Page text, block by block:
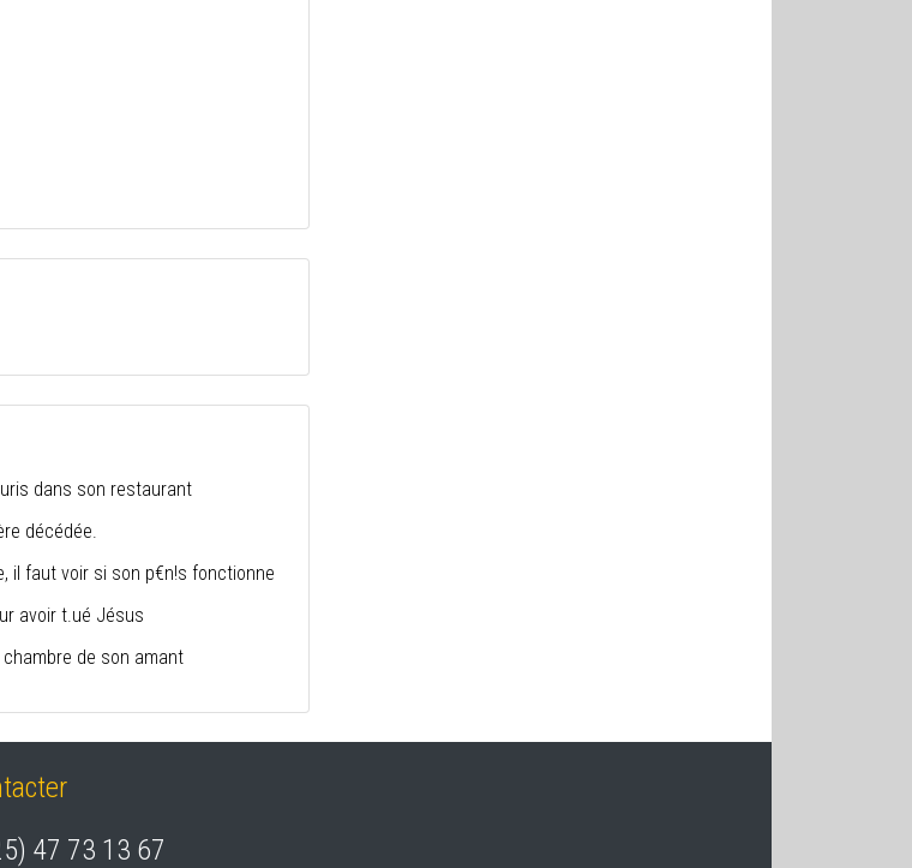
dans son restaurant
décédée.
il faut voir si son p€n!s fonctionne
avoir t.ué Jésus
de son amant
47 73 13 67